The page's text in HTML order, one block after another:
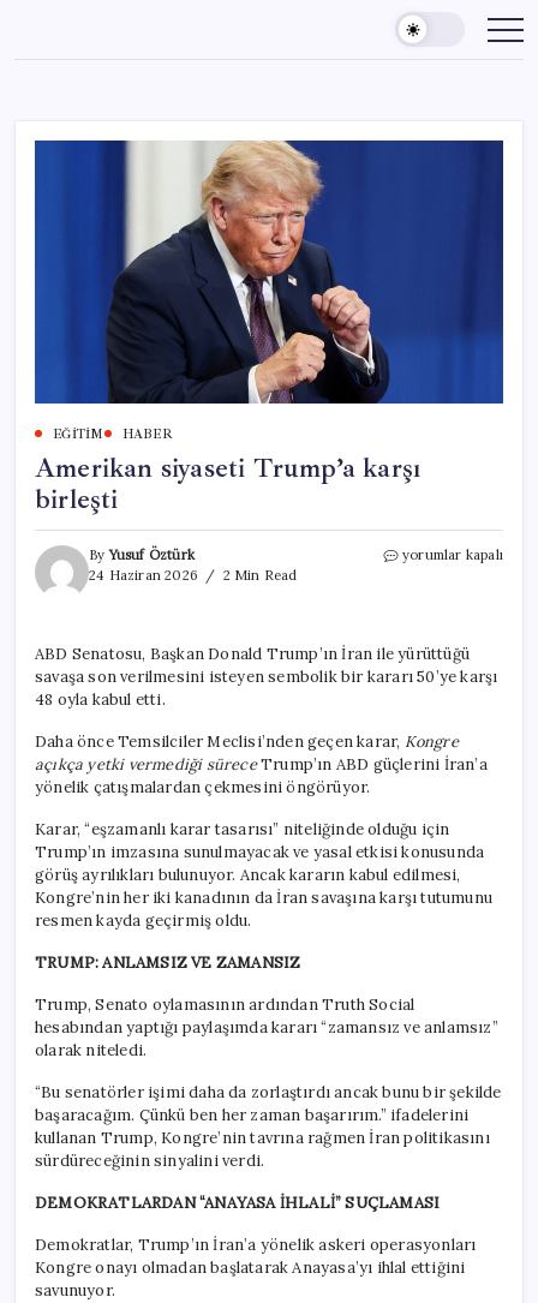
content
EĞITIM HABER
Amerikan siyaseti Trump’a karşı
birleşti
ByYusuf Öztürk
24 Haziran 2026
2 Min Read
Amerikan
için
yorumlar kapalı
ABD Senatosu, Başkan Donald Trump’ın İran ile yürüttüğü
savaşa son verilmesini isteyen sembolik bir kararı 50’ye karşı
48 oyla kabul etti.
Daha önce Temsilciler Meclisi’nden geçen karar, Kongre
açıkça yetki vermediği süreceTrump’ın ABD güçlerini İran’a
yönelik çatışmalardan çekmesini öngörüyor.
Karar, “eşzamanlı karar tasarısı” niteliğinde olduğu için
Trump’ın imzasına sunulmayacak ve yasal etkisi konusunda
görüş ayrılıkları bulunuyor. Ancak kararın kabul edilmesi,
Kongre’nin her iki kanadının da İran savaşına karşı tutumunu
resmen kayda geçirmiş oldu.
TRUMP: ANLAMSIZ VE ZAMANSIZ
Trump, Senato oylamasının ardından Truth Social
hesabından yaptığı paylaşımda kararı “zamansız ve anlamsız”
olarak niteledi.
“Bu senatörler işimi daha da zorlaştırdı ancak bunu bir şekilde
başaracağım. Çünkü ben her zaman başarırım.” ifadelerini
kullanan Trump, Kongre’nin tavrına rağmen İran politikasını
sürdüreceğinin sinyalini verdi.
DEMOKRATLARDAN “ANAYASA İHLALİ” SUÇLAMASI
Demokratlar, Trump’ın İran’a yönelik askeri operasyonları
Kongre onayı olmadan başlatarak Anayasa’yı ihlal ettiğini
savunuyor.